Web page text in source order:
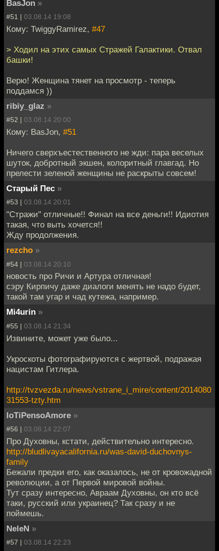
BasJon »
#51 | 03.08.14 19:08
Кому: TwiggyRamirez, #47
> Ходил на этих самых Стражей Галактики. Отвал
башки!
Верю! Женщина тянет на просмотр - теперь
поддамся ))
ribiy_glaz »
#52 | 03.08.14 20:00
Кому: BasJon, #51
Ничего сверхъестественного не жди: пара веселых
шуток, добротный экшен, колоритный главгад. Но
прелести зеленой женщины не раскрыты совсем!
Старый Пес »
#53 | 03.08.14 20:01
"Стражи" отличные!! Финал на все деньги!! Идиотия
такая, что выть хочется!!
Жду продолжения.
rezcho »
#54 | 03.08.14 20:10
новость про Ричи и Артура отличная!
сэру Кирпичу даже диалоги менять не надо будет,
такой там угар и чад кутежа, например.
Mi4urin »
#55 | 03.08.14 21:34
Извините, может уже было...
Укроскоты фотографируются с жертвой, подражая
нацистам Гитлера.
http://tvzvezda.ru/news/vstrane_i_mire/content/2014080
31553-tzty.htm
IoTiPensoAmore »
#56 | 03.08.14 22:07
Про Духовны, кстати, действительно интересно.
http://bludlivayacalifornia.ru/was-david-duchovnys-
family
Бежали предки его, как оказалось, не от кровожадной
революции, а от Первой мировой войны.
Тут сразу интересно, Авраам Духовны, он кто всё
таки, русский или украинец? Так сразу и не
поймешь.
NeleN »
#57 | 03.08.14 22:23